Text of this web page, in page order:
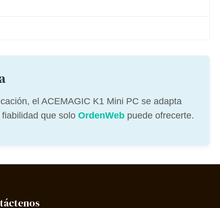
el ACEMAGIC K1 Mini PC se adapta
que solo OrdenWeb puede ofrecerte.